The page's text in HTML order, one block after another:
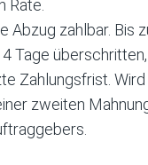
Rate.
Abzug zahlbar. Bis
Tage
Zahlungsfrist.
zweiten